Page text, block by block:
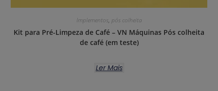
Implementos, pós colheita
Kit para Pré-Limpeza de Café – VN Máquinas Pós colheita
de café (em teste)
Ler Mais